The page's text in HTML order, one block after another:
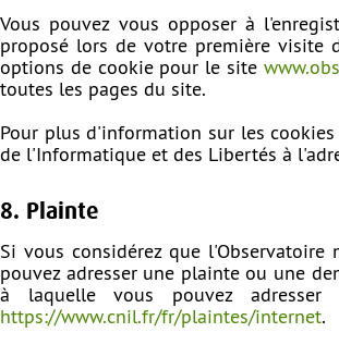
Vous pouvez vous opposer à
proposé lors de votre première visite
options de cookie pour le site
toutes les pages du site.
Pour plus d'information sur les
de l'Informatique et des Libertés à
8. Plainte
Si vous considérez que
pouvez adresser une plainte ou une
à laquelle vous pouvez
https://www.cnil.fr/fr/plaintes/internet.